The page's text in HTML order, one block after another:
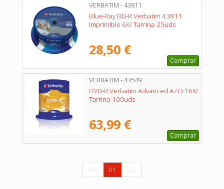
VERBATIM - 43811
Blue-Ray BD-R Verbatim 43811
Imprimible 6X/ Tarrina-25uds
28,50 €
Comprar
VERBATIM - 43549
DVD-R Verbatim Advanced AZO 16X/
Tarrina-100uds
63,99 €
Comprar
Ant. 01 Sig.